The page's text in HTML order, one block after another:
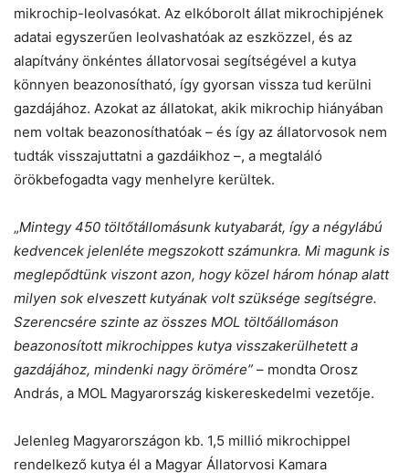
mikrochip-leolvasókat. Az elkóborolt állat mikrochipjének
adatai egyszerűen leolvashatóak az eszközzel, és az
alapítvány önkéntes állatorvosai segítségével a kutya
könnyen beazonosítható, így gyorsan vissza tud kerülni
gazdájához. Azokat az állatokat, akik mikrochip hiányában
nem voltak beazonosíthatóak – és így az állatorvosok nem
tudták visszajuttatni a gazdáikhoz –, a megtaláló
örökbefogadta vagy menhelyre kerültek.
„Mintegy 450 töltőtállomásunk kutyabarát, így a négylábú
kedvencek jelenléte megszokott számunkra. Mi magunk is
meglepődtünk viszont azon, hogy közel három hónap alatt
milyen sok elveszett kutyának volt szüksége segítségre.
Szerencsére szinte az összes MOL töltőállomáson
beazonosított mikrochippes kutya visszakerülhetett a
gazdájához, mindenki nagy örömére” – mondta Orosz
András, a MOL Magyarország kiskereskedelmi vezetője.
Jelenleg Magyarországon kb. 1,5 millió mikrochippel
rendelkező kutya él a Magyar Állatorvosi Kamara